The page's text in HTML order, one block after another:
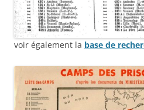
voir également la base de